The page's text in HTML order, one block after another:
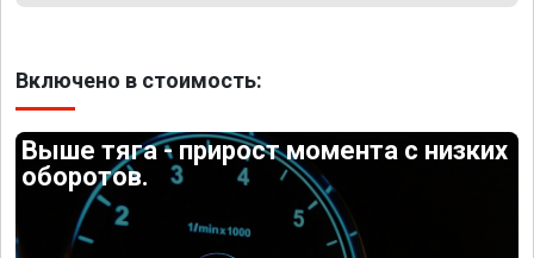
Включено в стоимость:
Выше тяга - прирост момента с низких
оборотов.